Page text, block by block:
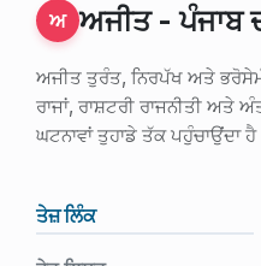
ਅ ਅਜੀਤ - ਪੰਜਾਬ
ਅਜੀਤ ਤੁਰੰਤ, ਨਿਰਪੱਖ ਅਤੇ
ਰਾਜਾਂ, ਰਾਸ਼ਟਰੀ ਰਾਜਨੀਤੀ ਅਤੇ
ਘਟਨਾਵਾਂ ਤੁਹਾਡੇ ਤੱਕ ਪਹੁੰਚਾਉਂਦਾ
ਤੇਜ਼ ਲਿੰਕ